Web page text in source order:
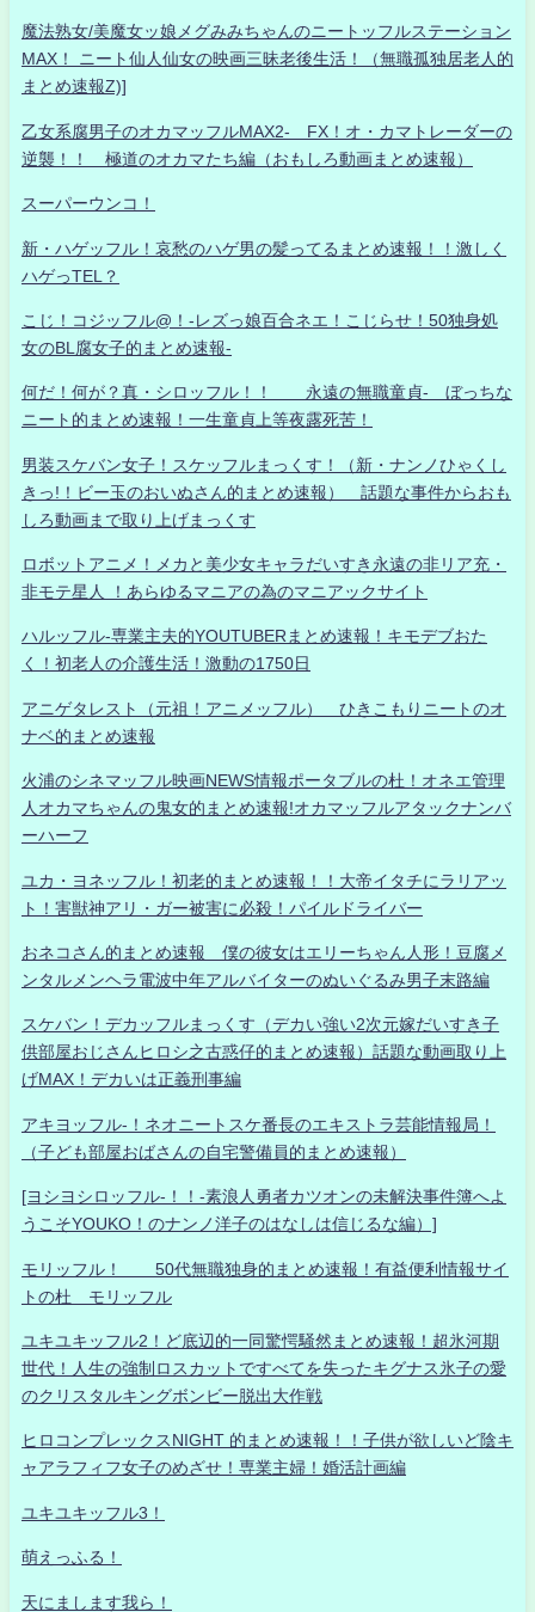
魔法熟女/美魔女ッ娘メグみみちゃんのニートッフルステーション
MAX！ ニート仙人仙女の映画三昧老後生活！（無職孤独居老人的
まとめ速報Z)]
乙女系腐男子のオカマッフルMAX2- FX！オ・カマトレーダーの
逆襲！！ 極道のオカマたち編（おもしろ動画まとめ速報）
スーパーウンコ！
新・ハゲッフル！哀愁のハゲ男の髪ってるまとめ速報！！激しく
ハゲっTEL？
こじ！コジッフル@！-レズっ娘百合ネエ！こじらせ！50独身処
女のBL腐女子的まとめ速報-
何だ！何が？真・シロッフル！！ 永遠の無職童貞- ぼっちな
ニート的まとめ速報！一生童貞上等夜露死苦！
男装スケバン女子！スケッフルまっくす！（新・ナンノひゃくし
きっ!！ビー玉のおいぬさん的まとめ速報） 話題な事件からおも
しろ動画まで取り上げまっくす
ロボットアニメ！メカと美少女キャラだいすき永遠の非リア充・
非モテ星人 ！あらゆるマニアの為のマニアックサイト
ハルッフル-専業主夫的YOUTUBERまとめ速報！キモデブおた
く！初老人の介護生活！激動の1750日
アニゲタレスト（元祖！アニメッフル） ひきこもりニートのオ
ナベ的まとめ速報
火浦のシネマッフル映画NEWS情報ポータブルの杜！オネエ管理
人オカマちゃんの鬼女的まとめ速報!オカマッフルアタックナンバ
ーハーフ
ユカ・ヨネッフル！初老的まとめ速報！！大帝イタチにラリアッ
ト！害獣神アリ・ガー被害に必殺！パイルドライバー
おネコさん的まとめ速報 僕の彼女はエリーちゃん人形！豆腐メ
ンタルメンヘラ電波中年アルバイターのぬいぐるみ男子末路編
スケバン！デカッフルまっくす（デカい強い2次元嫁だいすき子
供部屋おじさんヒロシ之古惑仔的まとめ速報）話題な動画取り上
げMAX！デカいは正義刑事編
アキヨッフル-！ネオニートスケ番長のエキストラ芸能情報局！
（子ども部屋おばさんの自宅警備員的まとめ速報）
[ヨシヨシロッフル-！！-素浪人勇者カツオンの未解決事件簿へよ
うこそYOUKO！のナンノ洋子のはなしは信じるな編）]
モリッフル！ 50代無職独身的まとめ速報！有益便利情報サイ
トの杜 モリッフル
ユキユキッフル2！ど底辺的一同驚愕騒然まとめ速報！超氷河期
世代！人生の強制ロスカットですべてを失ったキグナス氷子の愛
のクリスタルキングボンビー脱出大作戦
ヒロコンプレックスNIGHT 的まとめ速報！！子供が欲しいど陰キ
ャアラフィフ女子のめざせ！専業主婦！婚活計画編
ユキユキッフル3！
萌えっふる！
天にまします我ら！